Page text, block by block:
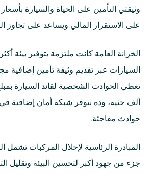
وثيقتي التأمين على الحياة والسيارة
على الاستقرار المالي ويساعد على تجاوز
الخزانة العامة كانت ملتزمة بتوفير بيئة
السيارات عبر تقديم وثيقة تأمين إضافية
ألف جنيه، وده بيوفر شبكة أمان إضافية
حوادث مفاجئة.
المبادرة الرئاسية لإحلال المركبات تشمل
جزء من جهود أكبر لتحسين البيئة وتقليل